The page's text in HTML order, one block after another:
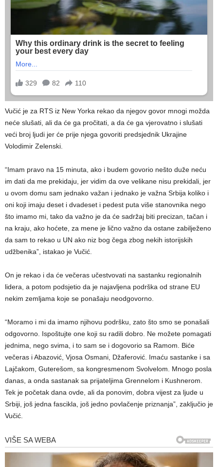
Vučić je za RTS iz New Yorka rekao da njegov govor mnogi možda
neće slušati, ali da će ga pročitati, a da će ga vjerovatno i slušati
veći broj ljudi jer će prije njega govoriti predsjednik Ukrajine
Volodimir Zelenski.
“Imam pravo na 15 minuta, ako i budem govorio nešto duže neću
im dati da me prekidaju, jer vidim da ove velikane nisu prekidali, jer
u ovom domu sam jednako važan i jednako je važna Srbija koliko i
oni koji imaju deset i dvadeset i pedest puta više stanovnika nego
što imamo mi, tako da važno je da će sadržaj biti precizan, tačan i
na kraju, ako hoćete, za mene je lično važno da ostane zabilježeno
da sam to rekao u UN ako niz bog čega zbog nekih istorijskih
udžbenika”, istakao je Vučić.
On je rekao i da će večeras učestvovati na sastanku regionalnih
lidera, a potom podsjetio da je najavljena podrška od strane EU
nekim zemljama koje se ponašaju neodgovorno.
“Moramo i mi da imamo njihovu podršku, zato što smo se ponašali
odgovorno. Ispoštujte one koji su radili dobro. Ne možete pomagati
jednima, nego svima, i to sam se i dogovorio sa Ramom. Biće
večeras i Abazović, Vjosa Osmani, Džaferović. Imaću sastanke i sa
Lajčakom, Guterešom, sa kongresmenom Svolvelom. Mnogo posla
danas, a onda sastanak sa prijateljima Grennelom i Kushnerom.
Tek je početak dana ovde, ali da ponovim, dobra vijest za ljude u
Srbiji, još jedna fascikla, još jedno povlačenje priznanja”, zaključio je
Vučić.